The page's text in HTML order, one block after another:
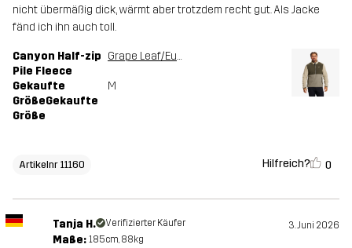
nicht übermäßig dick, wärmt aber trotzdem recht gut. Als Jacke
fänd ich ihn auch toll.
Canyon Half-zip
Pile Fleece
Grape Leaf/Eucalyptus
Gekaufte
GrößeGekaufte
Größe
M
Artikelnr 11160 Hilfreich? 0
Tanja H. Verifizierter Käufer 3. Juni 2026
Maße: 185cm, 88kg